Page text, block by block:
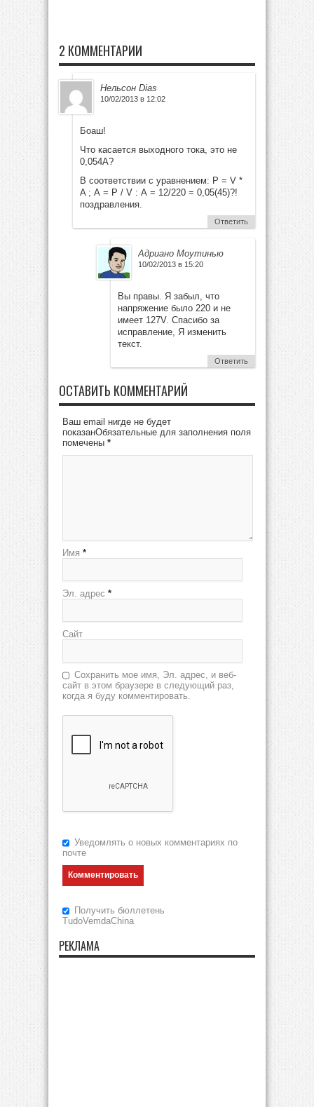
2 КОММЕНТАРИИ
Нельсон Dias
10/02/2013 в 12:02
Боаш!
Что касается выходного тока, это не
0,054A?
В соответствии с уравнением: P = V *
A ; А = P / V : А = 12/220 = 0,05(45)?!
поздравления.
Ответить
Адриано Моутинью
10/02/2013 в 15:20
Вы правы. Я забыл, что
напряжение было 220 и не
имеет 127V. Спасибо за
исправление, Я изменить
текст.
Ответить
ОСТАВИТЬ КОММЕНТАРИЙ
Ваш email нигде не будет
показанОбязательные для заполнения поля
помечены *
Имя *
Эл. адрес *
Сайт
Сохранить мое имя, Эл. адрес, и веб-
сайт в этом браузере в следующий раз,
когда я буду комментировать.
Уведомлять о новых комментариях по
почте
Получить бюллетень
TudoVemdaChina
РЕКЛАМА